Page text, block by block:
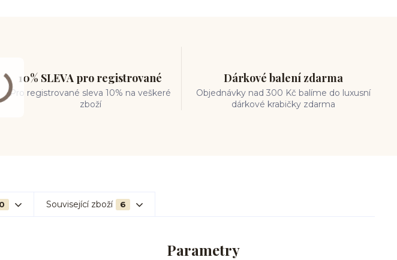
10% SLEVA pro registrované
Pro registrované sleva 10% na veškeré
zboží
Dárkové balení zdarma
Objednávky nad 300 Kč balíme do luxusní
dárkové krabičky zdarma
0 Související zboží 6
Parametry